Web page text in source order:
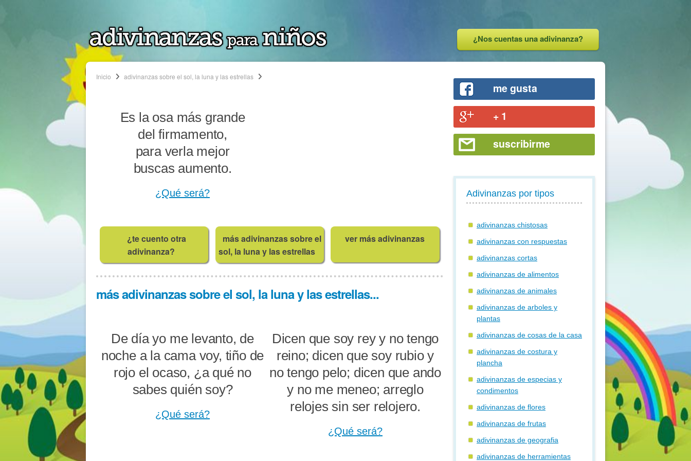
¿Nos cuentas una adivinanza?
Inicio adivinanzas sobre el sol, la luna y las estrellas
Es la osa más grande
del firmamento,
para verla mejor
buscas aumento.
¿Qué será?
¿te cuento otra
adivinanza?
más adivinanzas sobre el
sol, la luna y las estrellas
ver más adivinanzas
más adivinanzas sobre el sol, la luna y las estrellas...
De día yo me levanto, de
noche a la cama voy, tiño de
rojo el ocaso, ¿a qué no
sabes quién soy?
¿Qué será?
Dicen que soy rey y no tengo
reino; dicen que soy rubio y
no tengo pelo; dicen que ando
y no me meneo; arreglo
relojes sin ser relojero.
¿Qué será?
me gusta
+ 1
suscribirme
Adivinanzas por tipos
adivinanzas chistosas
adivinanzas con respuestas
adivinanzas cortas
adivinanzas de alimentos
adivinanzas de animales
adivinanzas de arboles y
plantas
adivinanzas de cosas de la casa
adivinanzas de costura y
plancha
adivinanzas de especias y
condimentos
adivinanzas de flores
adivinanzas de frutas
adivinanzas de geografia
adivinanzas de herramientas